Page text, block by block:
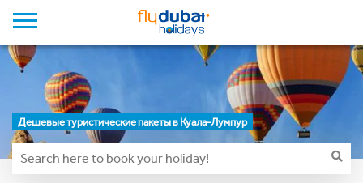
Дешевые туристические пакеты в Куала-Лумпур